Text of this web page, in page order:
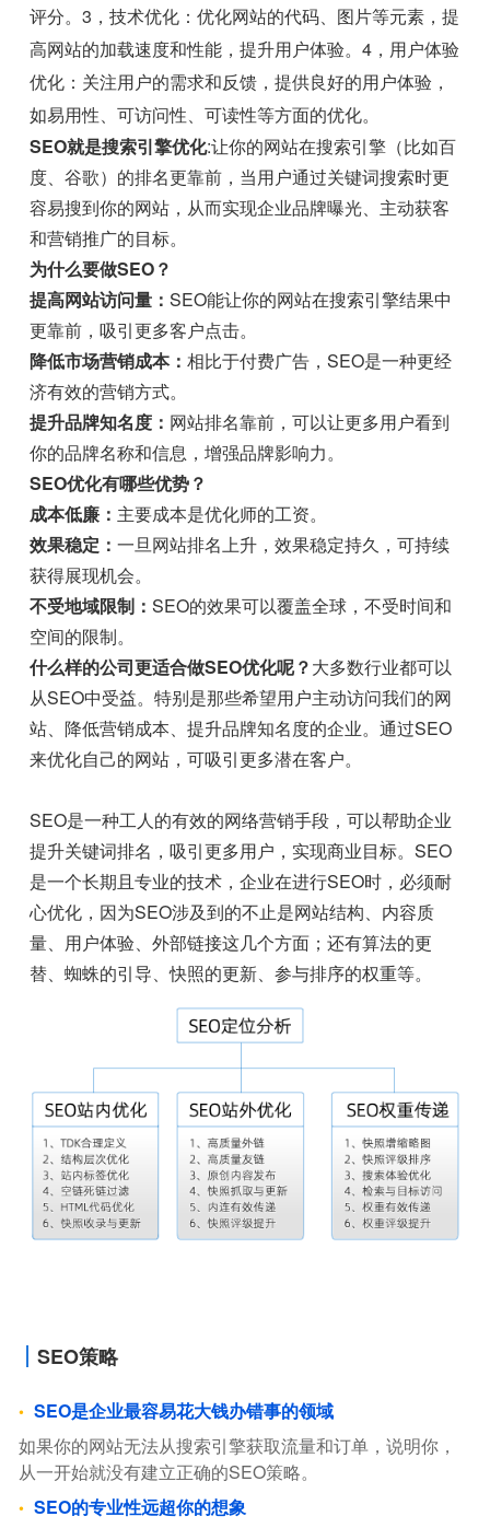
评分。3，技术优化：优化网站的代码、图片等元素，提
高网站的加载速度和性能，提升用户体验。4，用户体验
优化：关注用户的需求和反馈，提供良好的用户体验，
如易用性、可访问性、可读性等方面的优化。
SEO就是搜索引擎优化:让你的网站在搜索引擎（比如百
度、谷歌）的排名更靠前，当用户通过关键词搜索时更
容易搜到你的网站，从而实现企业品牌曝光、主动获客
和营销推广的目标。
为什么要做SEO？
提高网站访问量：SEO能让你的网站在搜索引擎结果中
更靠前，吸引更多客户点击。
降低市场营销成本：相比于付费广告，SEO是一种更经
济有效的营销方式。
提升品牌知名度： 网站排名靠前，可以让更多用户看到
你的品牌名称和信息，增强品牌影响力。
SEO优化有哪些优势？
成本低廉： 主要成本是优化师的工资。
效果稳定：一旦网站排名上升，效果稳定持久，可持续
获得展现机会。
不受地域限制：SEO的效果可以覆盖全球，不受时间和
空间的限制。
什么样的公司更适合做SEO优化呢？大多数行业都可以
从SEO中受益。特别是那些希望用户主动访问我们的网
站、降低营销成本、提升品牌知名度的企业。通过SEO
来优化自己的网站，可吸引更多潜在客户。
SEO是一种工人的有效的网络营销手段，可以帮助企业
提升关键词排名，吸引更多用户，实现商业目标。SEO
是一个长期且专业的技术，企业在进行SEO时，必须耐
心优化，因为SEO涉及到的不止是网站结构、内容质
量、用户体验、外部链接这几个方面；还有算法的更
替、蜘蛛的引导、快照的更新、参与排序的权重等。
SEO策略
SEO是企业最容易花大钱办错事的领域
如果你的网站无法从搜索引擎获取流量和订单，说明你，
从一开始就没有建立正确的SEO策略。
SEO的专业性远超你的想象